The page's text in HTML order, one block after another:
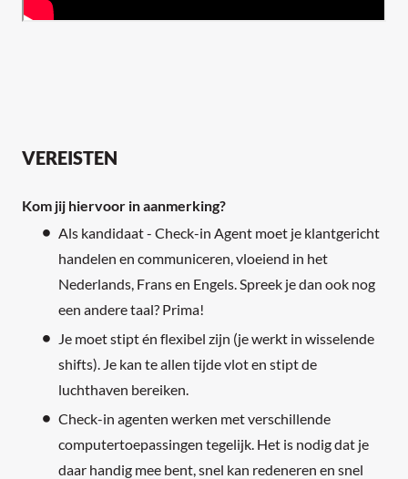
VEREISTEN
Kom jij hiervoor in aanmerking?
Als kandidaat - Check-in Agent moet je klantgericht
handelen en communiceren, vloeiend in het
Nederlands, Frans en Engels. Spreek je dan ook nog
een andere taal? Prima!
Je moet stipt én flexibel zijn (je werkt in wisselende
shifts). Je kan te allen tijde vlot en stipt de
luchthaven bereiken.
Check-in agenten werken met verschillende
computertoepassingen tegelijk. Het is nodig dat je
daar handig mee bent, snel kan redeneren en snel